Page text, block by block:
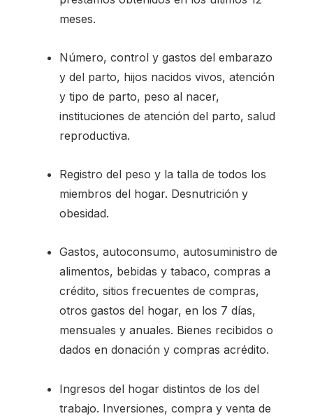
meses.
Número, control y gastos del embarazo
y del parto, hijos nacidos vivos, atención
y tipo de parto, peso al nacer,
instituciones de atención del parto, salud
reproductiva.
Registro del peso y la talla de todos los
miembros del hogar. Desnutrición y
obesidad.
Gastos, autoconsumo, autosuministro de
alimentos, bebidas y tabaco, compras a
crédito, sitios frecuentes de compras,
otros gastos del hogar, en los 7 días,
mensuales y anuales. Bienes recibidos o
dados en donación y compras acrédito.
Ingresos del hogar distintos de los del
trabajo. Inversiones, compra y venta de